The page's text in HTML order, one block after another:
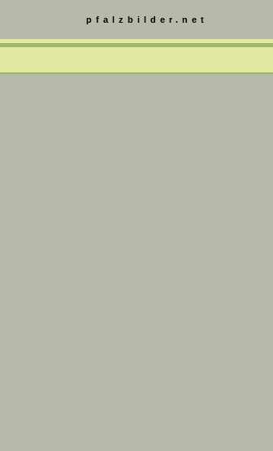
pfalzbilder.net